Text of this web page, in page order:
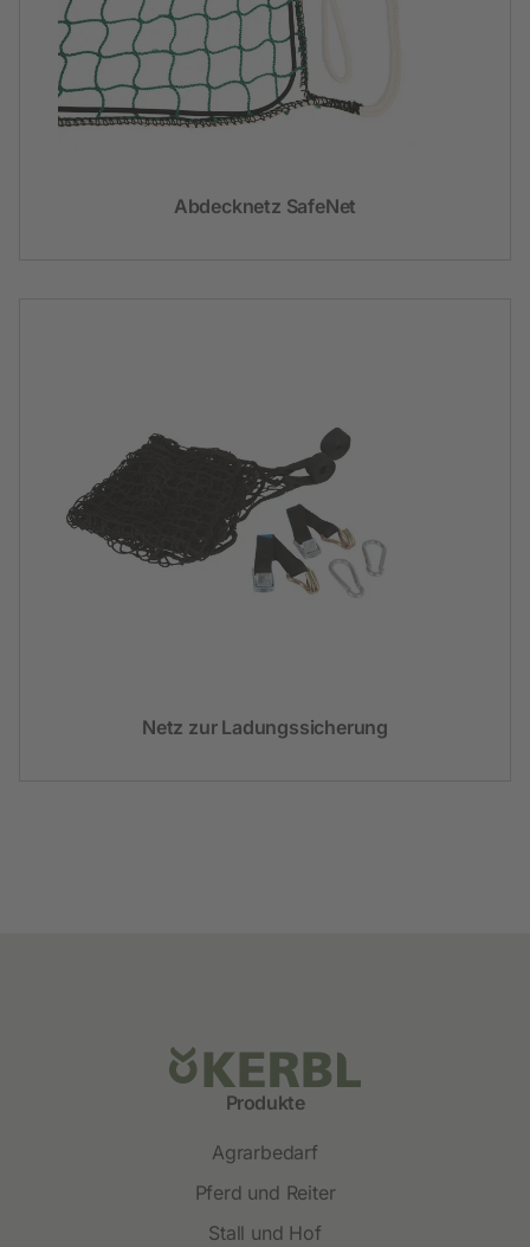
Abdecknetz SafeNet
Netz zur Ladungssicherung
Produkte
Agrarbedarf
Pferd und Reiter
Stall und Hof